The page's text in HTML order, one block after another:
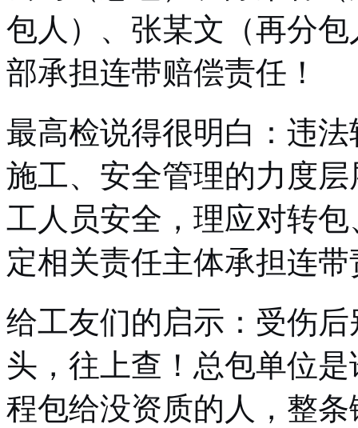
包人）、张某文（再分
部承担连带赔偿责任！
最高检说得很明白：违
施工、安全管理的力度
工人员安全，理应对转
定相关责任主体承担连
给工友们的启示：受伤
头，往上查！总包单位
程包给没资质的人，整